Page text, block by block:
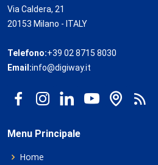
Via Caldera, 21
20153 Milano - ITALY
Telefono:+39 02 8715 8030
Email:info@digiway.it
Menu Principale
Home